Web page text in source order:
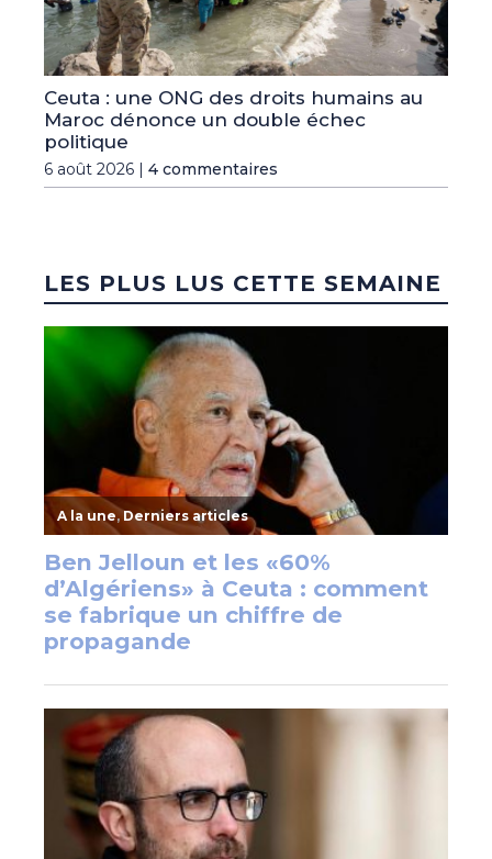
Ceuta : une ONG des droits humains au
Maroc dénonce un double échec
politique
6 août 2026 | 4 commentaires
LES PLUS LUS CETTE SEMAINE